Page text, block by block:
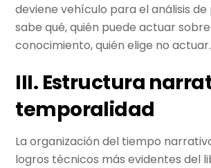
deviene vehículo para el análisis de
sabe qué, quién puede actuar
conocimiento, quién elige no actuar.
III. Estructura
temporalidad
La organización del tiempo
logros técnicos más evidentes del